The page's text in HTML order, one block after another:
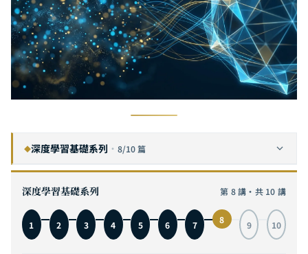
◆深度學習基礎系列 · 8/10 篇
2
自注意力機制完全指南：從 Transformer 原理到 GPT 與 ViT 實戰，理解 AI 革命的核心引擎
深度學習基礎系列 第 8 講・共 10 講
1 2 3 4 5 6 7 8 9 10